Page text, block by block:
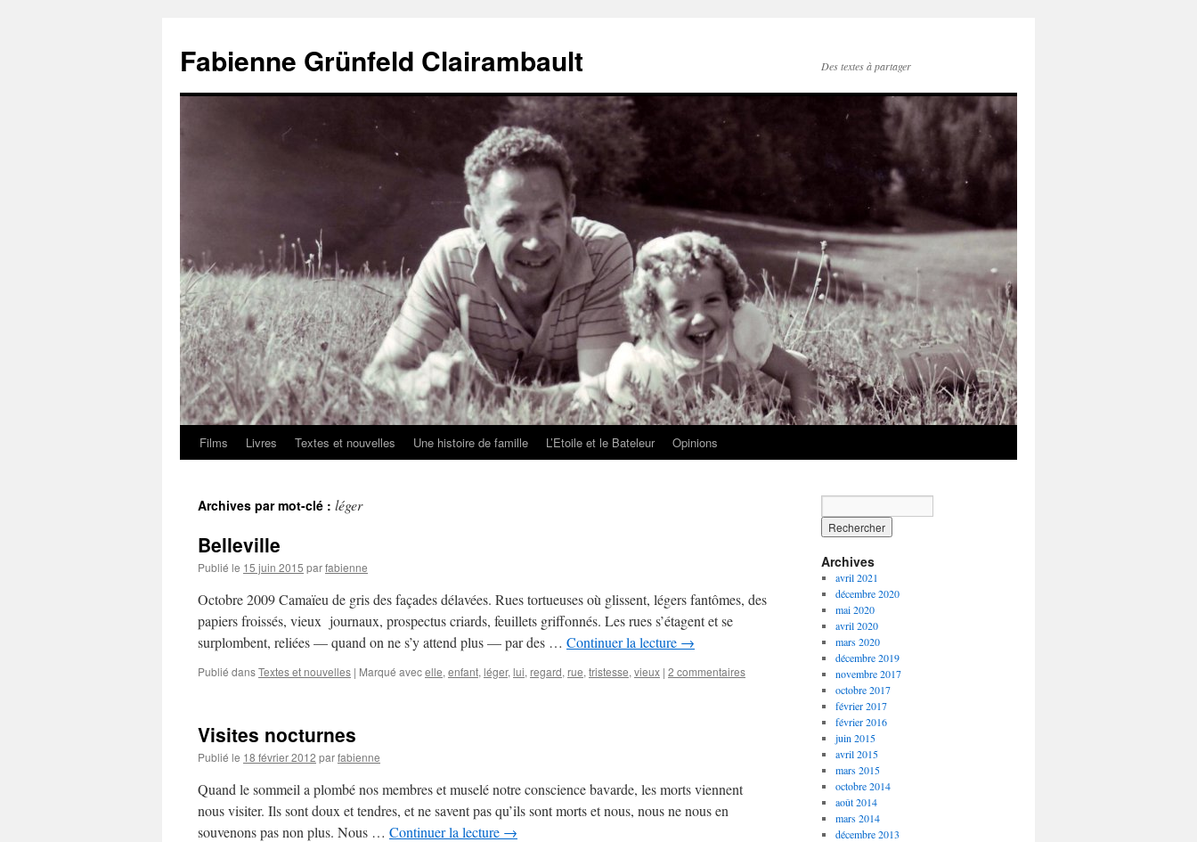
contenu
Fabienne Grünfeld Clairambault Des textes à partager
Films Livres Textes et nouvelles Une histoire de famille L’Etoile et le Bateleur Opinions
Archives par mot-clé : léger
Belleville
Publié le 15 juin 2015 parfabienne
Octobre 2009 Camaïeu de gris des façades délavées. Rues tortueuses où glissent, légers fantômes, des
papiers froissés, vieux journaux, prospectus criards, feuillets griffonnés. Les rues s’étagent et se
surplombent, reliées — quand on ne s’y attend plus — par des … Continuer la lecture →
Publié dansTextes et nouvelles | Marqué avecelle, enfant, léger, lui, regard, rue, tristesse, vieux | 2 commentaires
Visites nocturnes
Publié le 18 février 2012 parfabienne
Quand le sommeil a plombé nos membres et muselé notre conscience bavarde, les morts viennent
nous visiter. Ils sont doux et tendres, et ne savent pas qu’ils sont morts et nous, nous ne nous en
souvenons pas non plus. Nous … Continuer la lecture →
Archives
avril 2021
décembre 2020
mai 2020
avril 2020
mars 2020
décembre 2019
novembre 2017
octobre 2017
février 2017
février 2016
juin 2015
avril 2015
mars 2015
octobre 2014
août 2014
mars 2014
décembre 2013